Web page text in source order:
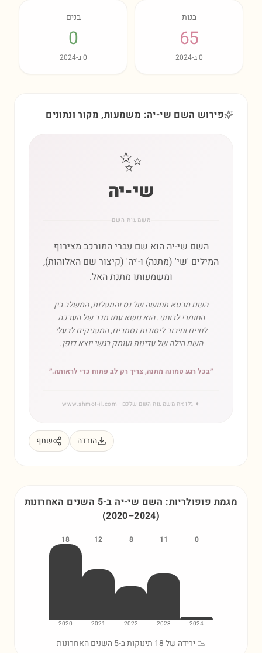
בנות
65
0ב-2024
בנים
0
0ב-2024
פירוש השם שי-יה: משמעות, מקור ונתונים
✨
שי-יה
משמעות השם
השם שי-יה הוא שם עברי המורכב מצירוף
המילים 'שי' (מתנה) ו-'יה' (קיצור שם האלוהות),
ומשמעותו מתנת האל.
השם מבטא תחושה של נס והתעלות, המשלב בין
החומרי לרוחני. הוא נושא עמו תדר של הערכה
לחיים וחיבור ליסודות נסתרים, המעניקים לבעלי
השם הילה של עדינות ועומק רגשי יוצא דופן.
״בכל רגע טמונה מתנה, צריך רק לב פתוח כדי לראותה.״
✦ גלו את משמעות השם שלכם · www.shmot-il.com
הורדה שתף
מגמת פופולריות: השם שי-יה ב-5 השנים האחרונות
(2020–2024)
0
2024
11
2023
8
2022
12
2021
18
2020
📉 ירידה של 18 תינוקות ב-5 השנים האחרונות